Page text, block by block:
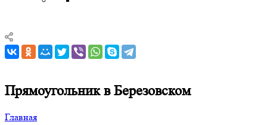
Прямоугольник в Березовском
Главная